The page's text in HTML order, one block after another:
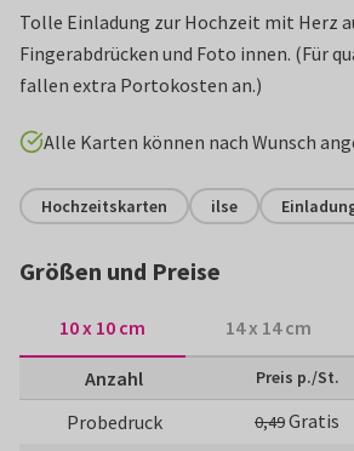
Tolle Einladung zur Hochzeit mit Herz
Fingerabdrücken und Foto innen. (Für
fallen extra Portokosten an.)
Alle Karten können nach Wunsch
Hochzeitskarten ilse
Größen und Preise
10 x 10 cm 14 x 14 cm
Anzahl Preis p./St.
Probedruck 0,49Gratis